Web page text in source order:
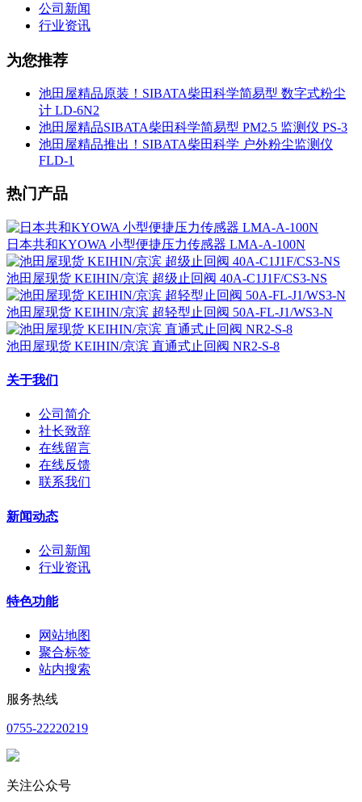
公司新闻
行业资讯
为您推荐
池田屋精品原装！SIBATA柴田科学简易型 数字式粉尘
计 LD-6N2
池田屋精品SIBATA柴田科学简易型 PM2.5 监测仪 PS-3
池田屋精品推出！SIBATA柴田科学 户外粉尘监测仪
FLD-1
热门产品
日本共和KYOWA 小型便捷压力传感器 LMA-A-100N
池田屋现货 KEIHIN/京滨 超级止回阀 40A-C1J1F/CS3-NS
池田屋现货 KEIHIN/京滨 超轻型止回阀 50A-FL-J1/WS3-N
池田屋现货 KEIHIN/京滨 直通式止回阀 NR2-S-8
关于我们
公司简介
社长致辞
在线留言
在线反馈
联系我们
新闻动态
公司新闻
行业资讯
特色功能
网站地图
聚合标签
站内搜索
服务热线
0755-22220219
关注公众号